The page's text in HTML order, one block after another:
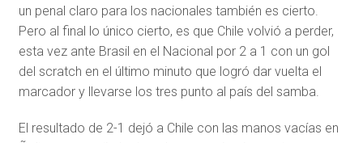
un penal claro para los nacionales también es cierto.
Pero al final lo único cierto, es que Chile volvió a perder,
esta vez ante Brasil en el Nacional por 2 a 1 con un gol
del scratch en el último minuto que logró dar vuelta el
marcador y llevarse los tres punto al país del samba.
El resultado de 2-1 dejó a Chile con las manos vacías en